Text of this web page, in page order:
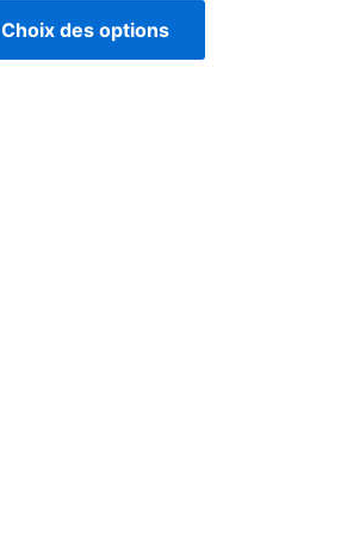
Choix des options